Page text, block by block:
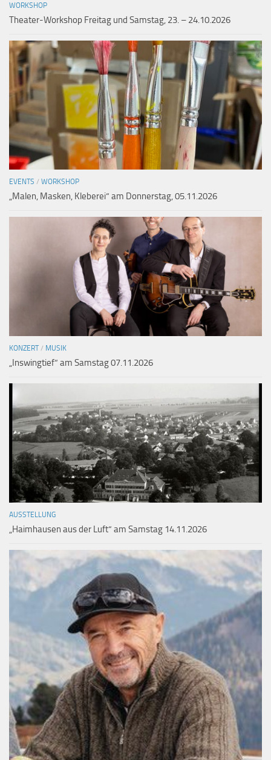
WORKSHOP
Theater-Workshop Freitag und Samstag, 23. – 24.10.2026
EVENTS / WORKSHOP
„Malen, Masken, Kleberei“ am Donnerstag, 05.11.2026
KONZERT/ MUSIK
„Inswingtief“ am Samstag 07.11.2026
AUSSTELLUNG
„Haimhausen aus der Luft“ am Samstag 14.11.2026